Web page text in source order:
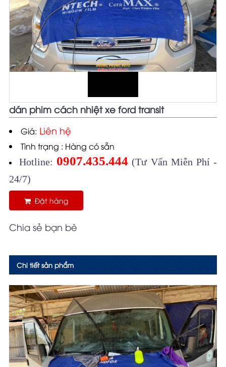
dán phim cách nhiệt xe ford transit
Giá: Liên hệ
Tình trạng : Hàng có sẵn
Hotline: 0907.435.444 (Tư Vấn Miễn Phí -
24/7)
Đặt hàng
Chia sẻ bạn bè
Chi tiết sản phẩm